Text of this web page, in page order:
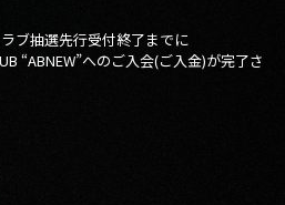
ブ抽選先行受付終了までに
“ABNEW”へのご入会(ご入金)が完了さ